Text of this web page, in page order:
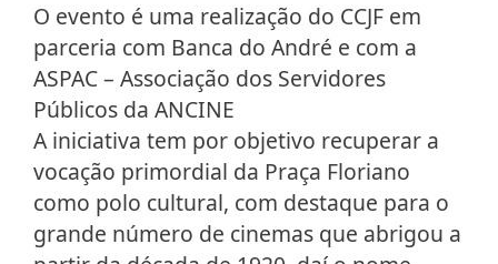
O evento é uma realização do CCJF em
parceria com Banca do André e com a
ASPAC – Associação dos Servidores
Públicos da ANCINE
A iniciativa tem por objetivo recuperar a
vocação primordial da Praça Floriano
como polo cultural, com destaque para o
grande número de cinemas que abrigou a